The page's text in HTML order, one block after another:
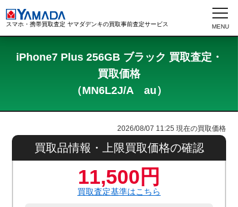
スマホ・携帯買取査定 ヤマダデンキの買取事前査定サービス
iPhone7 Plus 256GB ブラック 買取査定・
買取価格
（MN6L2J/A au）
2026/08/07 11:25 現在の買取価格
買取品情報・上限買取価格の確認
11,500円
買取査定基準はこちら